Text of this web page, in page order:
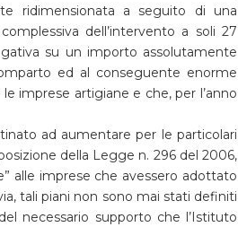
ridimensionata a seguito di una
dell’intervento a soli 27
su un importo assolutamente
ed al conseguente enorme
imprese artigiane e che, per l’anno
ad aumentare per le particolari
della Legge n. 296 del 2006,
alle imprese che avessero adottato
tali piani non sono mai stati definiti
necessario supporto che l’Istituto